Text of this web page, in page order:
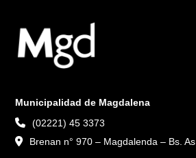
Municipalidad de Magdalena
(02221) 45 3373
Brenan n° 970 – Magdalenda – Bs. As